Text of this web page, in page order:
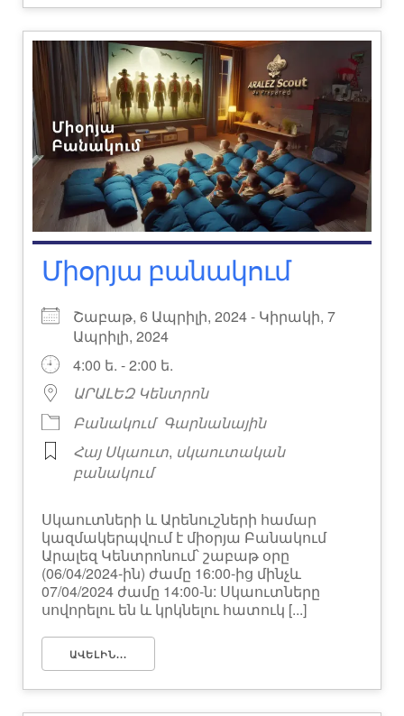
Միօրյա բանակում
Շաբաթ, 6 Ապրիլի, 2024 - Կիրակի, 7
Ապրիլի, 2024
4:00 ե. - 2:00 ե.
ԱՐԱԼԵԶ Կենտրոն
Բանակում
Գարնանային
Հայ Սկաուտ, սկաուտական
բանակում
Սկաուտների և Արենուշների համար
կազմակերպվում է միօրյա Բանակում
Արալեզ Կենտրոնում՝ շաբաթ օրը
(06/04/2024-ին) ժամը 16:00-ից մինչև
07/04/2024 ժամը 14:00-ն: Սկաուտները
սովորելու են և կրկնելու հատուկ [...]
ԱՎԵԼԻՆ...